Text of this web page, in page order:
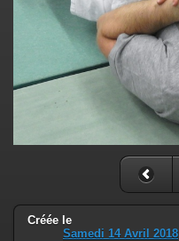
Créée le
Samedi 14 Avril 2018